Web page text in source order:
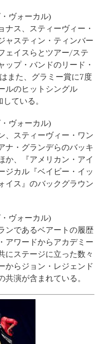
ヴォーカル)
ス、スティーヴィー・
ャスティン・ティンバー
ェイスらとツアー/ステ
ップ・バンドのリード・
また、グラミー賞に7度
ルのヒットシングル
ている。
ヴォーカル)
、スティーヴィー・ワン
ナ・グランデらのバッキ
か、『アメリカン・アイ
ジカル『ベイビー・イッ
イス』のバックグラウン
ヴォーカル)
ンであるベアートの履歴
アワードからアカデミー
にステージに立った数々
からジョン・レジェンド
演が含まれている。